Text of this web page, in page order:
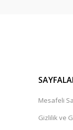
Mesafeli
Gizlilik ve